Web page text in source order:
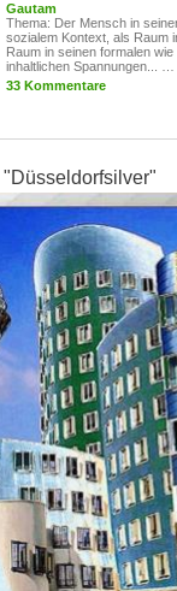
Gautam
Thema: Der Mensch in
sozialem Kontext, als Raum
Raum in seinen formalen wie
inhaltlichen Spannungen... …
33 Kommentare
"Düsseldorfsilver"